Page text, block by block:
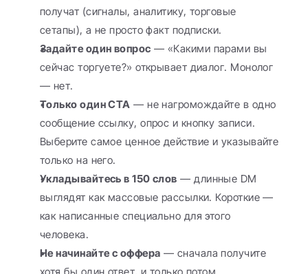
получат (сигналы, аналитику, торговые
сетапы), а не просто факт подписки.
Задайте один вопрос — «Какими парами вы
сейчас торгуете?» открывает диалог. Монолог
— нет.
Только один CTA — не нагромождайте в одно
сообщение ссылку, опрос и кнопку записи.
Выберите самое ценное действие и указывайте
только на него.
Укладывайтесь в 150 слов — длинные DM
выглядят как массовые рассылки. Короткие —
как написанные специально для этого
человека.
Не начинайте с оффера — сначала получите